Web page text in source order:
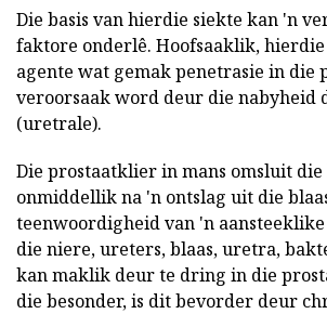
Die basis van hierdie siekte kan 'n
faktore onderlê. Hoofsaaklik,
agente wat gemak penetrasie in
veroorsaak word deur die nabyheid
(uretrale).
Die prostaatklier in mans omsluit
onmiddellik na 'n ontslag uit die
teenwoordigheid van 'n
die niere, ureters, blaas, uretra,
kan maklik deur te dring in die
die besonder, is dit bevorder deur